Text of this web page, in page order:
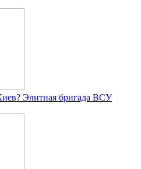
Элитная бригада ВСУ